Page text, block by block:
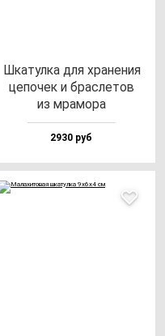
Шка­тул­ка для хра­не­ния
це­по­чек и брас­ле­тов
из мра­мо­ра
2930 руб